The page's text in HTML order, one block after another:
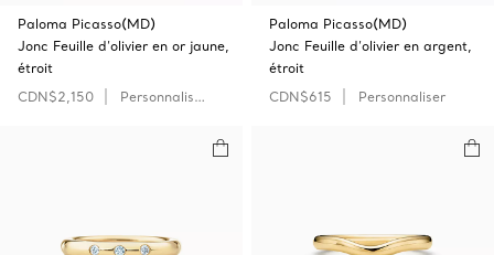
Paloma Picasso(MD)
Jonc Feuille d’olivier en or jaune,
étroit
CDN$2,150
Personnaliser
Paloma Picasso(MD)
Jonc Feuille d’olivier en argent,
étroit
CDN$615
Personnaliser